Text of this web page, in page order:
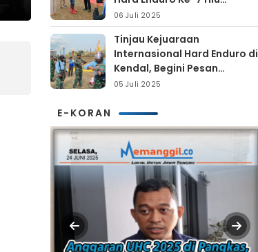
Selatan
06 Juli 2025
Tinjau Kejuaraan
Internasional Hard Enduro di
Kendal, Begini Pesan
Laksamana Pertama TNI AL
05 Juli 2025
E-KORAN